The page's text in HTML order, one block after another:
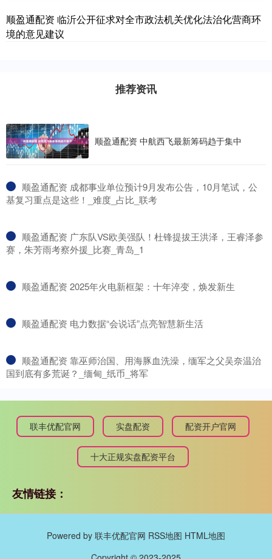
顺盈通配资 临沂公开征求对全市政法机关优化法治化营商环
境的意见建议
推荐资讯
顺盈通配资 中航西飞最新筹码趋于集中
​顺盈通配资 成都事业单位预计9月发布公告，10月笔试，公
基复习重点是这些！_难度_占比_联考
​顺盈通配资 广东队VS欧美强队！杜锋提拔王洪泽，王睿泽参
赛，朱芳雨考察外援_比赛_青岛_1
​顺盈通配资 2025年火电新框架：十年淬变，焕发新生
​顺盈通配资 电力数据“会说话”点亮智慧新生活
​顺盈通配资 靠巫师治国、用海豚血洗澡，缅军之父吴奈温治
国到底有多荒诞？_缅甸_纸币_将军
联丰优配官网 实盘配资 配资开户官网
十大正规实盘配资平台
友情链接：
Powered by 联丰优配官网 RSS地图 HTML地图